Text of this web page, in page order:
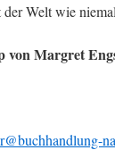
der Welt wie
von Margret